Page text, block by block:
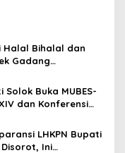
Halal Bihalal dan
Gadang
Bupati Solok
Meresmikan
Solok Buka MUBES-
dan Konferensi
LHKPN Bupati
Ini